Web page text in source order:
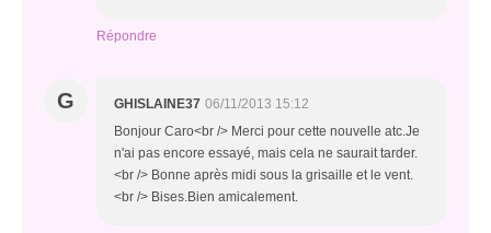
Répondre
G GHISLAINE37 06/11/2013 15:12
Bonjour Caro<br /> Merci pour cette nouvelle atc.Je
n'ai pas encore essayé, mais cela ne saurait tarder.
<br /> Bonne après midi sous la grisaille et le vent.
<br /> Bises.Bien amicalement.